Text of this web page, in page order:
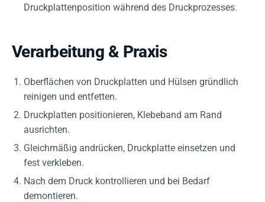
Druckplattenposition während des Druckprozesses.
Verarbeitung & Praxis
Oberflächen von Druckplatten und Hülsen gründlich
reinigen und entfetten.
Druckplatten positionieren, Klebeband am Rand
ausrichten.
Gleichmäßig andrücken, Druckplatte einsetzen und
fest verkleben.
Nach dem Druck kontrollieren und bei Bedarf
demontieren.